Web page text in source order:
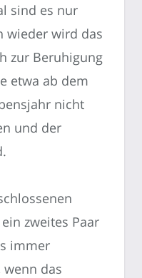
sind es nur
wieder wird das
zur Beruhigung
etwa ab dem
nicht
und der
zweites Paar
immer
das